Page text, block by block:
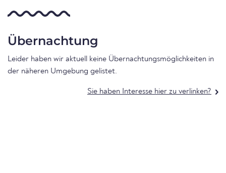
Übernachtung
Leider haben wir aktuell keine Übernachtungsmöglichkeiten in
der näheren Umgebung gelistet.
Sie haben Interesse hier zu verlinken?